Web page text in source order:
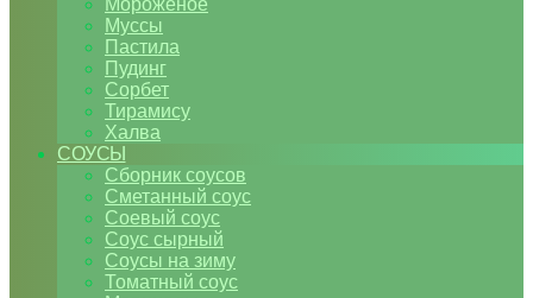
Мороженое
Муссы
Пастила
Пудинг
Сорбет
Тирамису
Халва
СОУСЫ
Сборник соусов
Сметанный соус
Соевый соус
Соус сырный
Соусы на зиму
Томатный соус